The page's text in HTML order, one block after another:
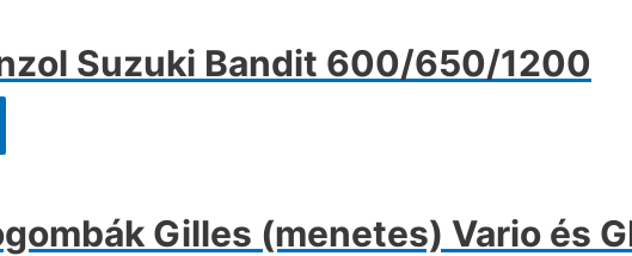
Suzuki Bandit 600/650/1200
Gilles (menetes) Vario és